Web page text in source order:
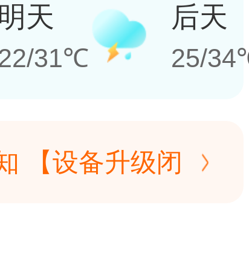
明天
31℃
后天
25/
【设备升级闭园】